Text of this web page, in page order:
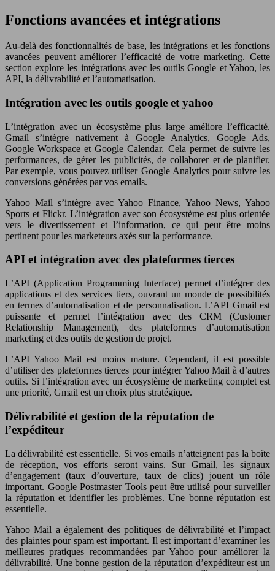
Fonctions avancées et intégrations
Au-delà des fonctionnalités de base, les intégrations et les fonctions
avancées peuvent améliorer l’efficacité de votre marketing. Cette
section explore les intégrations avec les outils Google et Yahoo, les
API, la délivrabilité et l’automatisation.
Intégration avec les outils google et yahoo
L’intégration avec un écosystème plus large améliore l’efficacité.
Gmail s’intègre nativement à Google Analytics, Google Ads,
Google Workspace et Google Calendar. Cela permet de suivre les
performances, de gérer les publicités, de collaborer et de planifier.
Par exemple, vous pouvez utiliser Google Analytics pour suivre les
conversions générées par vos emails.
Yahoo Mail s’intègre avec Yahoo Finance, Yahoo News, Yahoo
Sports et Flickr. L’intégration avec son écosystème est plus orientée
vers le divertissement et l’information, ce qui peut être moins
pertinent pour les marketeurs axés sur la performance.
API et intégration avec des plateformes tierces
L’API (Application Programming Interface) permet d’intégrer des
applications et des services tiers, ouvrant un monde de possibilités
en termes d’automatisation et de personnalisation. L’API Gmail est
puissante et permet l’intégration avec des CRM (Customer
Relationship Management), des plateformes d’automatisation
marketing et des outils de gestion de projet.
L’API Yahoo Mail est moins mature. Cependant, il est possible
d’utiliser des plateformes tierces pour intégrer Yahoo Mail à d’autres
outils. Si l’intégration avec un écosystème de marketing complet est
une priorité, Gmail est un choix plus stratégique.
Délivrabilité et gestion de la réputation de
l’expéditeur
La délivrabilité est essentielle. Si vos emails n’atteignent pas la boîte
de réception, vos efforts seront vains. Sur Gmail, les signaux
d’engagement (taux d’ouverture, taux de clics) jouent un rôle
important. Google Postmaster Tools peut être utilisé pour surveiller
la réputation et identifier les problèmes. Une bonne réputation est
essentielle.
Yahoo Mail a également des politiques de délivrabilité et l’impact
des plaintes pour spam est important. Il est important d’examiner les
meilleures pratiques recommandées par Yahoo pour améliorer la
délivrabilité. Une bonne gestion de la réputation d’expéditeur est un